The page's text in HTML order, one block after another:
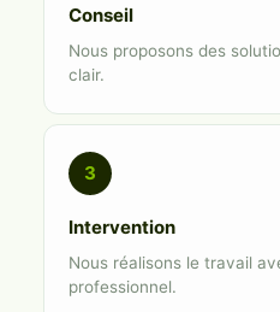
Conseil
Nous proposons des
clair.
3
Intervention
Nous réalisons le travail
professionnel.